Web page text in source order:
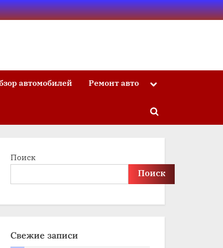
автомобилей Ремонт авто Toggle
Toggle
Поиск
Поиск
Свежие записи